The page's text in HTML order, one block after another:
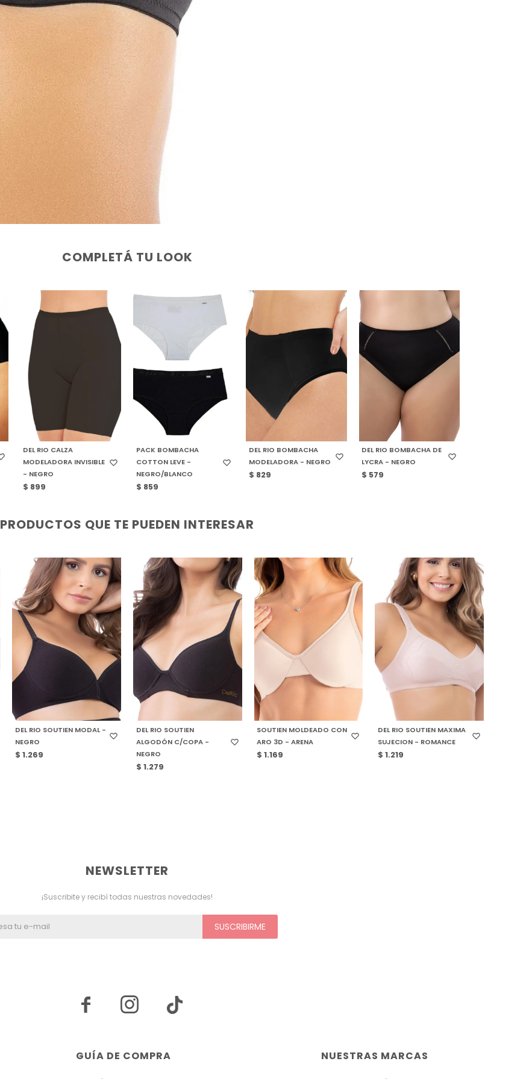
COMPLETÁ TU LOOK
SELECCIONAR TALLE
DEL RIO CALZA
MODELADORA INVISIBLE
- NEGRO
$ 899
SELECCIONAR TALLE
PACK BOMBACHA
COTTON LEVE -
NEGRO/BLANCO
$ 859
SELECCIONAR TALLE
DEL RIO BOMBACHA
MODELADORA - NEGRO
$ 829
SELECCIONAR TALLE
DEL RIO BOMBACHA DE
LYCRA - NEGRO
$ 579
PRODUCTOS QUE TE PUEDEN INTERESAR
SELECCIONAR TALLE
DEL RIO SOUTIEN MODAL -
NEGRO
$ 1.269
SELECCIONAR TALLE
DEL RIO SOUTIEN
ALGODÓN C/COPA -
NEGRO
$ 1.279
SELECCIONAR TALLE
SOUTIEN MOLDEADO CON
ARO 3D - ARENA
$ 1.169
SELECCIONAR TALLE
DEL RIO SOUTIEN MAXIMA
SUJECION - ROMANCE
$ 1.219
NUESTRAS MARCAS
GUÍA DE COMPRA
NEWSLETTER
¡Suscribite y recibí todas nuestras novedades!
SUSCRIBIRME
 